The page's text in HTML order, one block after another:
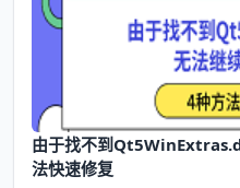
由于找不到
法快速修复